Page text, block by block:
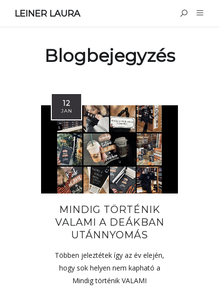
LEINER LAURA
Blogbejegyzés
12
JAN
MINDIG TÖRTÉNIK
VALAMI A DEÁKBAN
UTÁNNYOMÁS
Többen jeleztétek így az év elején,
hogy sok helyen nem kapható a
Mindig történik VALAMI